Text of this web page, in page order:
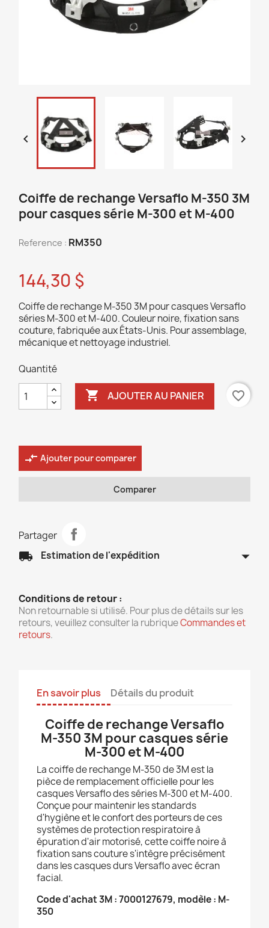
 
Coiffe de rechange Versaflo M-350 3M
pour casques série M-300 et M-400
Reference : RM350
144,30 $
Coiffe de rechange M-350 3M pour casques Versaflo
séries M-300 et M-400. Couleur noire, fixation sans
couture, fabriquée aux États-Unis. Pour assemblage,
mécanique et nettoyage industriel.
Quantité
 AJOUTER AU PANIER favorite_border
compare_arrows Ajouter pour comparer
Comparer
Partager
local_shipping Estimation de l'expédition arrow_drop_down
Conditions de retour :
Non retournable si utilisé. Pour plus de détails sur les
retours, veuillez consulter la rubriqueCommandes et
retours.
En savoir plus Détails du produit
Coiffe de rechange Versaflo
M-350 3M pour casques série
M-300 et M-400
La coiffe de rechange M-350 de 3M est la
pièce de remplacement officielle pour les
casques Versaflo des séries M-300 et M-400.
Conçue pour maintenir les standards
d'hygiène et le confort des porteurs de ces
systèmes de protection respiratoire à
épuration d'air motorisé, cette coiffe noire à
fixation sans couture s'intègre précisément
dans les casques durs Versaflo avec écran
facial.
Code d'achat 3M : 7000127679, modèle : M-
350